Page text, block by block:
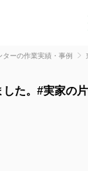
ーの作業実績・事例
た。#実家の